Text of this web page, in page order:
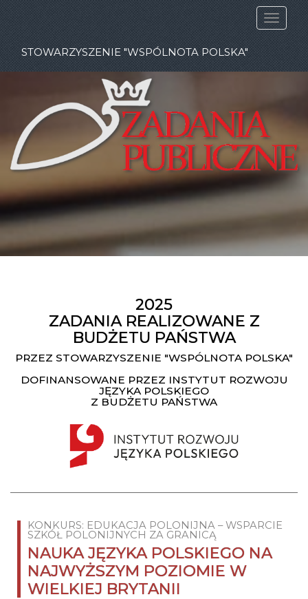
STOWARZYSZENIE "WSPÓLNOTA POLSKA"
2025
ZADANIA REALIZOWANE Z
BUDŻETU PAŃSTWA
PRZEZ STOWARZYSZENIE "WSPÓLNOTA POLSKA"
DOFINANSOWANE PRZEZ INSTYTUT ROZWOJU
JĘZYKA POLSKIEGO
Z BUDŻETU PAŃSTWA
KONKURS: EDUKACJA POLONIJNA – WSPARCIE
SZKÓŁ POLONIJNYCH ZA GRANICĄ
NAUKA JĘZYKA POLSKIEGO NA
NAJWYŻSZYM POZIOMIE W
WIELKIEJ BRYTANII